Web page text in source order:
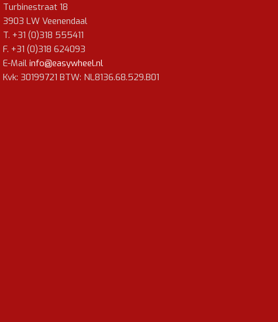
Turbinestraat 18
3903 LW Veenendaal
T. +31 (0)318 555411
F. +31 (0)318 624093
E-Mail info@easywheel.nl
Kvk: 30199721 BTW: NL8136.68.529.B01